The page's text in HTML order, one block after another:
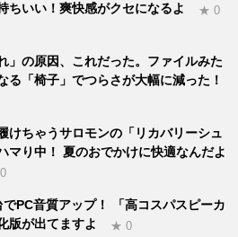
ちいい！爽快感がクセになるよ
★ 0
」の原因、これだった。ファイルみた
る「椅子」でつらさが大幅に減った！
けちゃうサロモンの「リカバリーシュ
マり中！ 夏のおでかけに快適なんだよ
PC音質アップ！ 「高コスパスピーカ
版が出てますよ
★ 0